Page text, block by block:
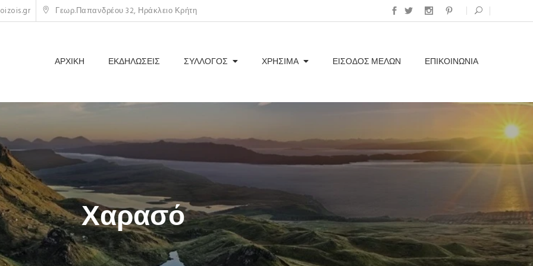
Γεωρ.Παπανδρέου 32, Ηράκλειο Κρήτη
ΑΡΧΙΚΗ ΕΚΔΗΛΩΣΕΙΣ ΣΥΛΛΟΓΟΣ ΧΡΗΣΙΜΑ ΕΊΣΟΔΟΣ ΜΕΛΏΝ ΕΠΙΚΟΙΝΩΝΊΑ
Χαρασό